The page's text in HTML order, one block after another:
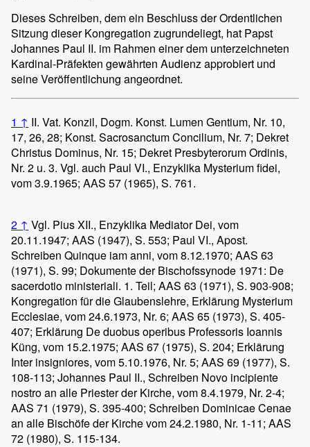
Dieses Schreiben, dem ein Beschluss der Ordentlichen
Sitzung dieser Kongregation zugrundeliegt, hat Papst
Johannes Paul II. im Rahmen einer dem unterzeichneten
Kardinal-Präfekten gewährten Audienz approbiert und
seine Veröffentlichung angeordnet.
1 ↑ II. Vat. Konzil, Dogm. Konst. Lumen Gentium, Nr. 10,
17, 26, 28; Konst. Sacrosanctum Concilium, Nr. 7; Dekret
Christus Dominus, Nr. 15; Dekret Presbyterorum Ordinis,
Nr. 2 u. 3. Vgl. auch Paul VI., Enzyklika Mysterium fidei,
vom 3.9.1965; AAS 57 (1965), S. 761.
2 ↑ Vgl. Pius XII., Enzyklika Mediator Dei, vom
20.11.1947; AAS (1947), S. 553; Paul VI., Apost.
Schreiben Quinque iam anni, vom 8.12.1970; AAS 63
(1971), S. 99; Dokumente der Bischofssynode 1971: De
sacerdotio ministeriali. 1. Teil; AAS 63 (1971), S. 903-908;
Kongregation für die Glaubenslehre, Erklärung Mysterium
Ecclesiae, vom 24.6.1973, Nr. 6; AAS 65 (1973), S. 405-
407; Erklärung De duobus operibus Professoris Ioannis
Küng, vom 15.2.1975; AAS 67 (1975), S. 204; Erklärung
Inter insigniores, vom 5.10.1976, Nr. 5; AAS 69 (1977), S.
108-113; Johannes Paul II., Schreiben Novo incipiente
nostro an alle Priester der Kirche, vom 8.4.1979, Nr. 2-4;
AAS 71 (1979), S. 395-400; Schreiben Dominicae Cenae
an alle Bischöfe der Kirche vom 24.2.1980, Nr. 1-11; AAS
72 (1980), S. 115-134.